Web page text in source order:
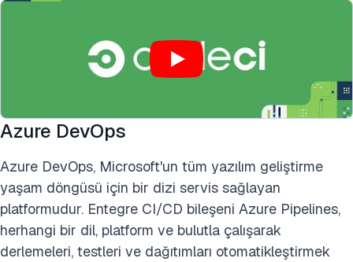
Azure DevOps
Azure DevOps, Microsoft'un tüm yazılım geliştirme
yaşam döngüsü için bir dizi servis sağlayan
platformudur. Entegre CI/CD bileşeni Azure Pipelines,
herhangi bir dil, platform ve bulutla çalışarak
derlemeleri, testleri ve dağıtımları otomatikleştirmek